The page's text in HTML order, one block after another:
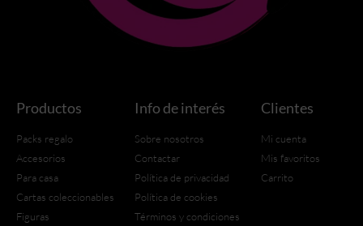
Productos
Packs regalo
Accesorios
Para casa
Cartas coleccionables
Figuras
Info de interés
Sobre nosotros
Contactar
Política de privacidad
Política de cookies
Términos y condiciones
Clientes
Mi cuenta
Mis favoritos
Carrito